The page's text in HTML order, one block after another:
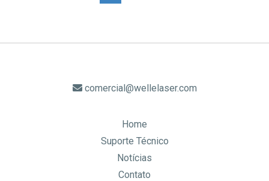
comercial@wellelaser.com
Home
Suporte Técnico
Notícias
Contato